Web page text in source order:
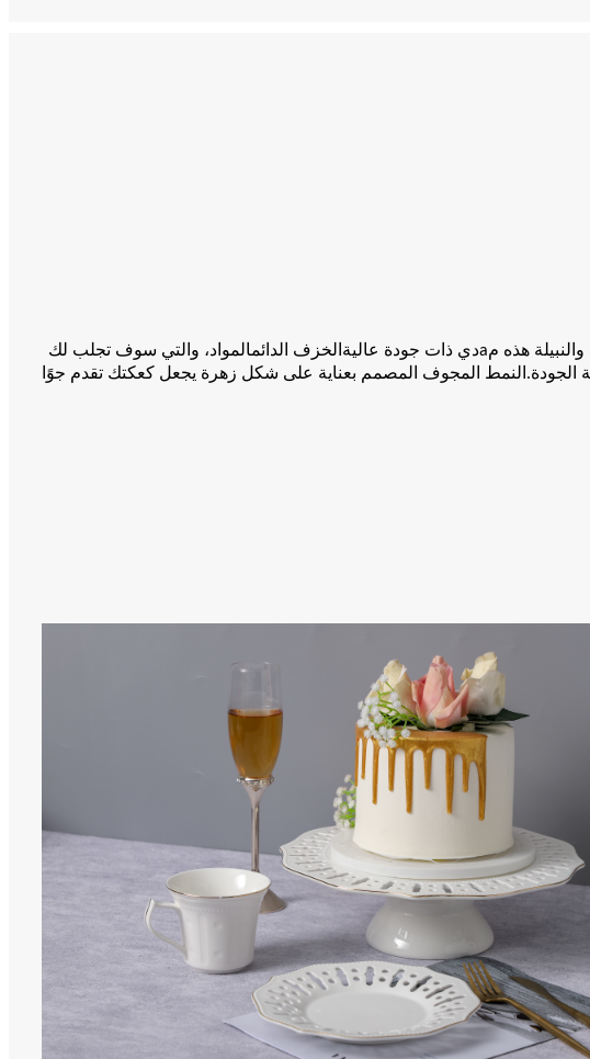
هذه مaدي ذات جودة عاليةالخزف الدائمالمواد، والتي سوف تجلب لك
الجودة.النمط المجوف المصمم بعناية على شكل زهرة يجعل كعكتك تقدم جوًا